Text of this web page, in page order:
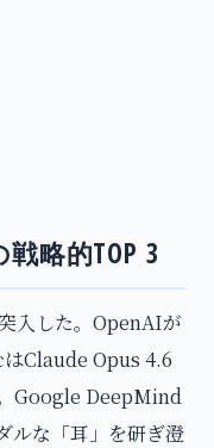
略的TOP 3
入した。OpenAIが
Claude Opus 4.6
Google DeepMind
ルな「耳」を研ぎ澄